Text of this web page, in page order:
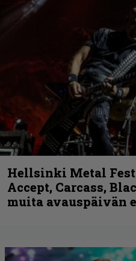
Hellsinki Metal
Accept, Carcass,
muita avauspäivän